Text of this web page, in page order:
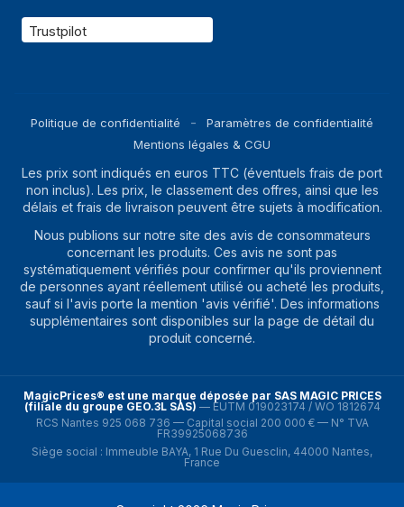
Trustpilot
Politique de confidentialité
Paramètres de confidentialité
Mentions légales & CGU
Les prix sont indiqués en euros TTC (éventuels frais de port
non inclus). Les prix, le classement des offres, ainsi que les
délais et frais de livraison peuvent être sujets à modification.
Nous publions sur notre site des avis de consommateurs
concernant les produits. Ces avis ne sont pas
systématiquement vérifiés pour confirmer qu'ils proviennent
de personnes ayant réellement utilisé ou acheté les produits,
sauf si l'avis porte la mention 'avis vérifié'. Des informations
supplémentaires sont disponibles sur la page de détail du
produit concerné.
MagicPrices® est une marque déposée par SAS MAGIC PRICES
(filiale du groupe GEO.3L SAS) — EUTM 019023174 / WO 1812674
RCS Nantes 925 068 736 — Capital social 200 000 € — N° TVA
FR39925068736
Siège social : Immeuble BAYA, 1 Rue Du Guesclin, 44000 Nantes,
France